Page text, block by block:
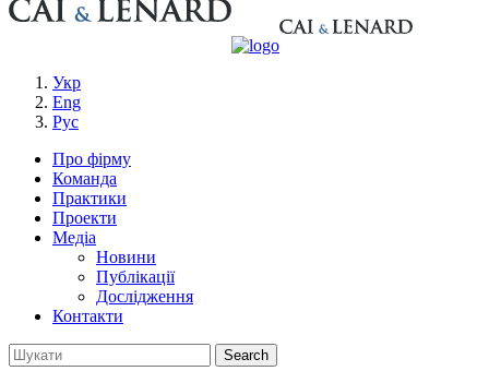
Укр
Eng
Рус
Про фірму
Команда
Практики
Проекти
Медіа
Новини
Публікації
Дослідження
Контакти